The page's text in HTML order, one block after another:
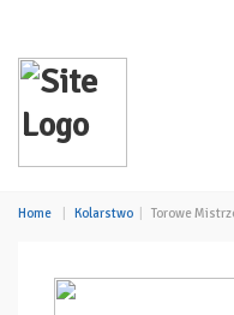
Home Kolarstwo Torowe